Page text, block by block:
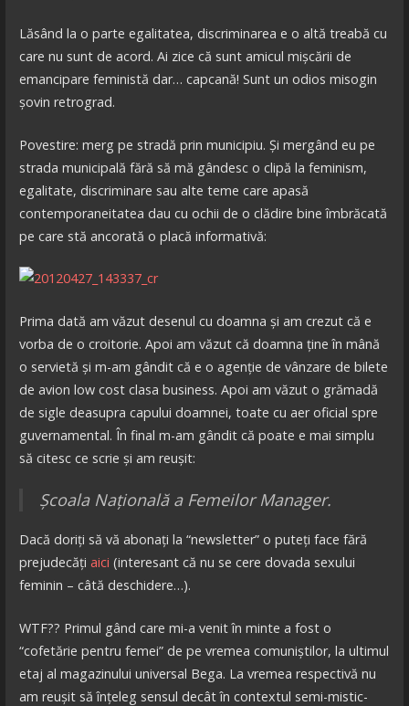
Lăsând la o parte egalitatea, discriminarea e o altă treabă cu
care nu sunt de acord. Ai zice că sunt amicul mișcării de
emancipare feministă dar… capcană! Sunt un odios misogin
șovin retrograd.
Povestire: merg pe stradă prin municipiu. Și mergând eu pe
strada municipală fără să mă gândesc o clipă la feminism,
egalitate, discriminare sau alte teme care apasă
contemporaneitatea dau cu ochii de o clădire bine îmbrăcată
pe care stă ancorată o placă informativă:
Prima dată am văzut desenul cu doamna și am crezut că e
vorba de o croitorie. Apoi am văzut că doamna ține în mână
o servietă și m-am gândit că e o agenție de vânzare de bilete
de avion low cost clasa business. Apoi am văzut o grămadă
de sigle deasupra capului doamnei, toate cu aer oficial spre
guvernamental. În final m-am gândit că poate e mai simplu
să citesc ce scrie și am reușit:
Școala Națională a Femeilor Manager.
Dacă doriți să vă abonați la “newsletter” o puteți face fără
prejudecăți aici (interesant că nu se cere dovada sexului
feminin – câtă deschidere…).
WTF?? Primul gând care mi-a venit în minte a fost o
“cofetărie pentru femei” de pe vremea comuniștilor, la ultimul
etaj al magazinului universal Bega. La vremea respectivă nu
am reușit să înțeleg sensul decât în contextul semi-mistic-